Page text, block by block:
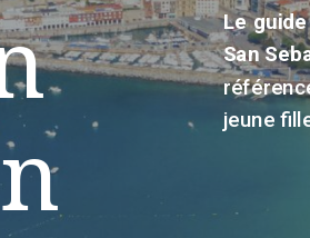
Le
San
jeune